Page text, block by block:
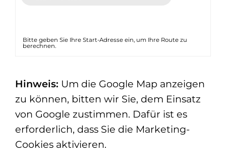
Bitte geben Sie Ihre Start-Adresse ein, um Ihre Route zu
berechnen.
Hinweis: Um die Google Map anzeigen
zu können, bitten wir Sie, dem Einsatz
von Google zustimmen. Dafür ist es
erforderlich, dass Sie die Marketing-
Cookies aktivieren.